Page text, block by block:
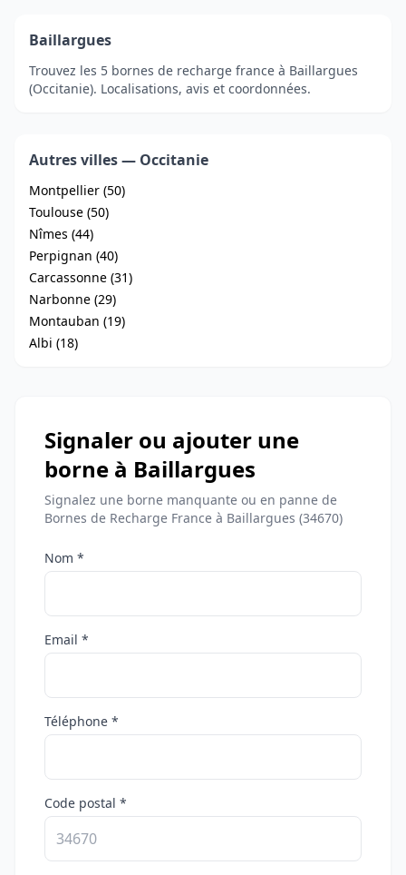
Baillargues
Trouvez les 5 bornes de recharge france à Baillargues
(Occitanie). Localisations, avis et coordonnées.
Autres villes — Occitanie
Montpellier (50)
Toulouse (50)
Nîmes (44)
Perpignan (40)
Carcassonne (31)
Narbonne (29)
Montauban (19)
Albi (18)
Signaler ou ajouter une
borne à Baillargues
Signalez une borne manquante ou en panne de
Bornes de Recharge France à Baillargues (34670)
Nom *
Email *
Téléphone *
Code postal *